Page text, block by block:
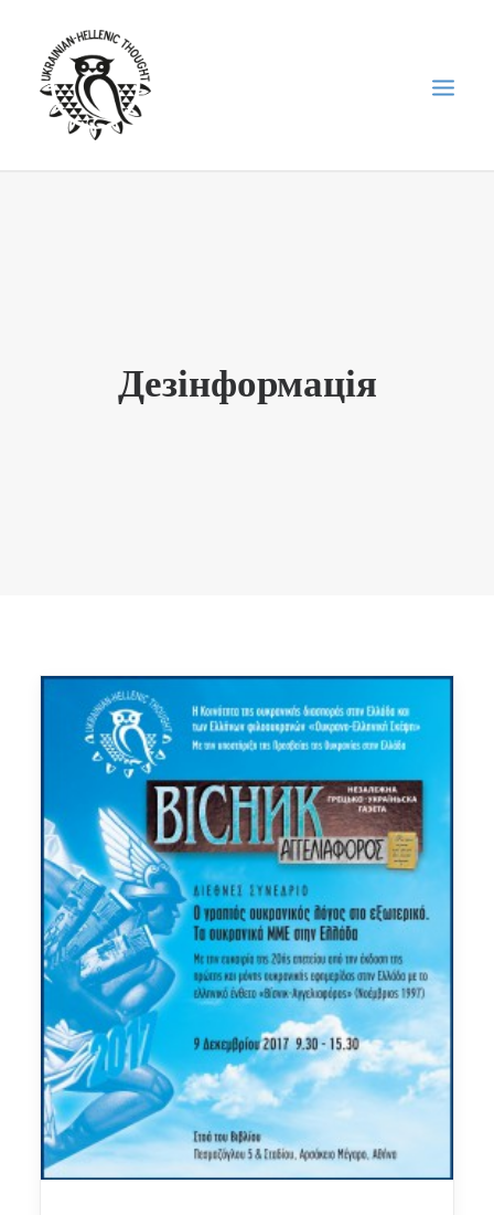
“ВІСНИК”/”ΑΓΓΕΛΙΑΦΌΡΟΣ”
Дезінформація